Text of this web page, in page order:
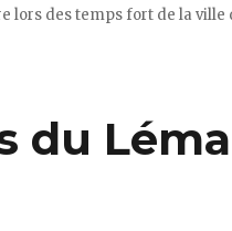
lors des temps fort de la ville
du